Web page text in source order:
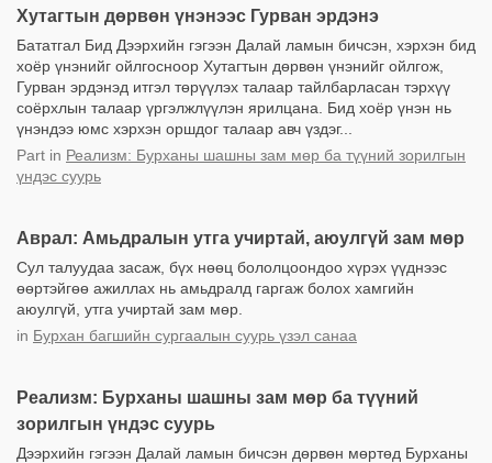
Хутагтын дөрвөн үнэнээс Гурван эрдэнэ
Бататгал Бид Дээрхийн гэгээн Далай ламын бичсэн, хэрхэн бид
хоёр үнэнийг ойлгосноор Хутагтын дөрвөн үнэнийг ойлгож,
Гурван эрдэнэд итгэл төрүүлэх талаар тайлбарласан тэрхүү
соёрхлын талаар үргэлжлүүлэн ярилцана. Бид хоёр үнэн нь
үнэндээ юмс хэрхэн оршдог талаар авч үздэг...
Part in Реализм: Бурханы шашны зам мөр ба түүний зорилгын
үндэс суурь
Аврал: Амьдралын утга учиртай, аюулгүй зам мөр
Сул талуудаа засаж, бүх нөөц бололцоондоо хүрэх үүднээс
өөртэйгөө ажиллах нь амьдралд гаргаж болох хамгийн
аюулгүй, утга учиртай зам мөр.
in Бурхан багшийн сургаалын суурь үзэл санаа
Реализм: Бурханы шашны зам мөр ба түүний
зорилгын үндэс суурь
Дээрхийн гэгээн Далай ламын бичсэн дөрвөн мөртөд Бурханы